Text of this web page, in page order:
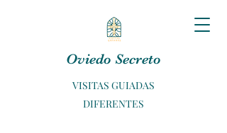
Oviedo Secreto
VISITAS GUIADAS
DIFERENTES